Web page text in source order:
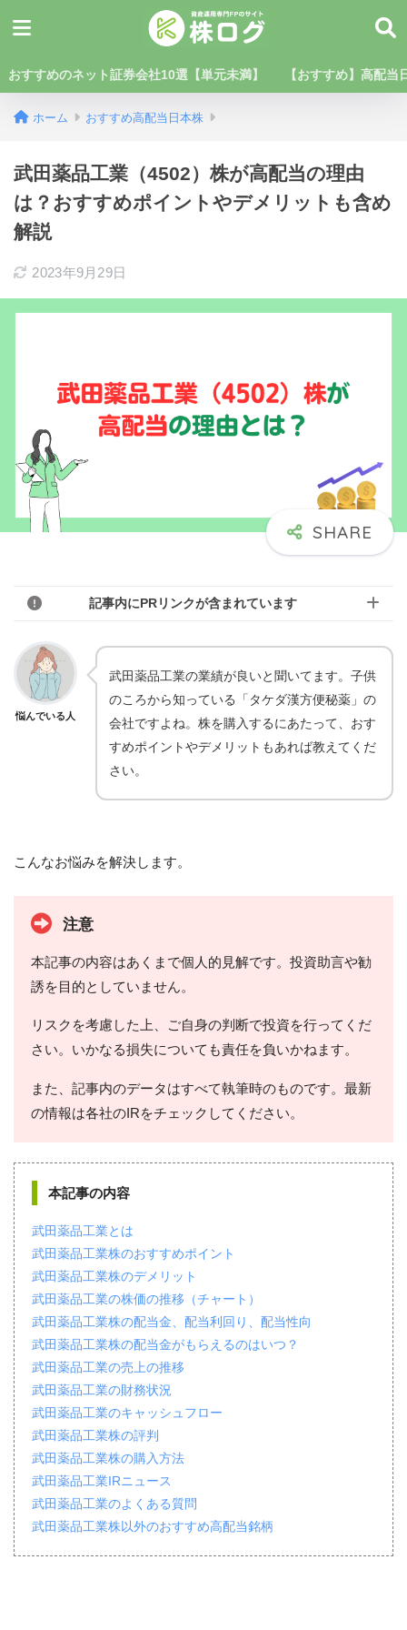
おすすめのネット証券会社10選【単元未満】 【おすすめ】高配当
ホーム おすすめ高配当日本株
武田薬品工業（4502）株が高配当の理由
は？おすすめポイントやデメリットも含め
解説
2023年9月29日
記事内にPRリンクが含まれています
悩んでいる人
武田薬品工業の業績が良いと聞いてます。子供
のころから知っている「タケダ漢方便秘薬」の
会社ですよね。株を購入するにあたって、おす
すめポイントやデメリットもあれば教えてくだ
さい。
こんなお悩みを解決します。
注意
本記事の内容はあくまで個人的見解です。投資助言や勧
誘を目的としていません。
リスクを考慮した上、ご自身の判断で投資を行ってくだ
さい。いかなる損失についても責任を負いかねます。
また、記事内のデータはすべて執筆時のものです。最新
の情報は各社のIRをチェックしてください。
本記事の内容
武田薬品工業とは
武田薬品工業株のおすすめポイント
武田薬品工業株のデメリット
武田薬品工業の株価の推移（チャート）
武田薬品工業株の配当金、配当利回り、配当性向
武田薬品工業株の配当金がもらえるのはいつ？
武田薬品工業の売上の推移
武田薬品工業の財務状況
武田薬品工業のキャッシュフロー
武田薬品工業株の評判
武田薬品工業株の購入方法
武田薬品工業IRニュース
武田薬品工業のよくある質問
武田薬品工業株以外のおすすめ高配当銘柄